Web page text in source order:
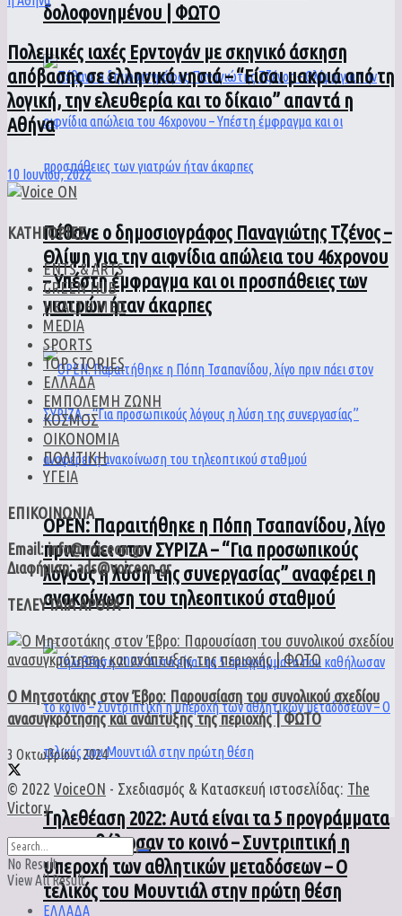
δολοφονημένου | ΦΩΤΟ
Πέθανε ο δημοσιογράφος Παναγιώτης Τζένος –
Θλίψη για την αιφνίδια απώλεια του 46χρονου
– Υπέστη έμφραγμα και οι προσπάθειες των
γιατρών ήταν άκαρπες
ΟPEN: Παραιτήθηκε η Πόπη Τσαπανίδου, λίγο
πριν πάει στον ΣΥΡΙΖΑ – “Για προσωπικούς
λόγους η λύση της συνεργασίας” αναφέρει η
ανακοίνωση του τηλεοπτικού σταθμού
Τηλεθέαση 2022: Αυτά είναι τα 5 προγράμματα
που καθήλωσαν το κοινό – Συντριπτική η
υπεροχή των αθλητικών μεταδόσεων – Ο
τελικός του Μουντιάλ στην πρώτη θέση
Πολεμικές ιαχές Ερντογάν με σκηνικό άσκηση
απόβασης σε ελληνικά νησιά – “Είσαι μακριά από τη
λογική, την ελευθερία και το δίκαιο” απαντά η
Αθήνα
10 Ιουνίου, 2022
ΚΑΤΗΓΟΡΙΕΣ
ENTS & ARTS
GREEN HUB
HEALTH MED
MEDIA
SPORTS
TOP STORIES
ΕΛΛΑΔΑ
ΕΜΠΟΛΕΜΗ ΖΩΝΗ
ΚΟΣΜΟΣ
ΟΙΚΟΝΟΜΙΑ
ΠΟΛΙΤΙΚΗ
ΥΓΕΙΑ
ΕΠΙΚΟΙΝΩΝΙΑ
Email: info@voiceon.gr
Διαφήμιση: ads@voiceon.gr
ΤΕΛΕΥΤΑΙΑ ΑΡΘΡΑ
Ο Μητσοτάκης στον Έβρο: Παρουσίαση του συνολικού σχεδίου
ανασυγκρότησης και ανάπτυξης της περιοχής | ΦΩΤΟ
3 Οκτωβρίου, 2024
© 2022 VoiceON - Σχεδιασμός & Κατασκευή ιστοσελίδας: The
Victory.
No Result
View All Result
ΕΛΛΑΔΑ